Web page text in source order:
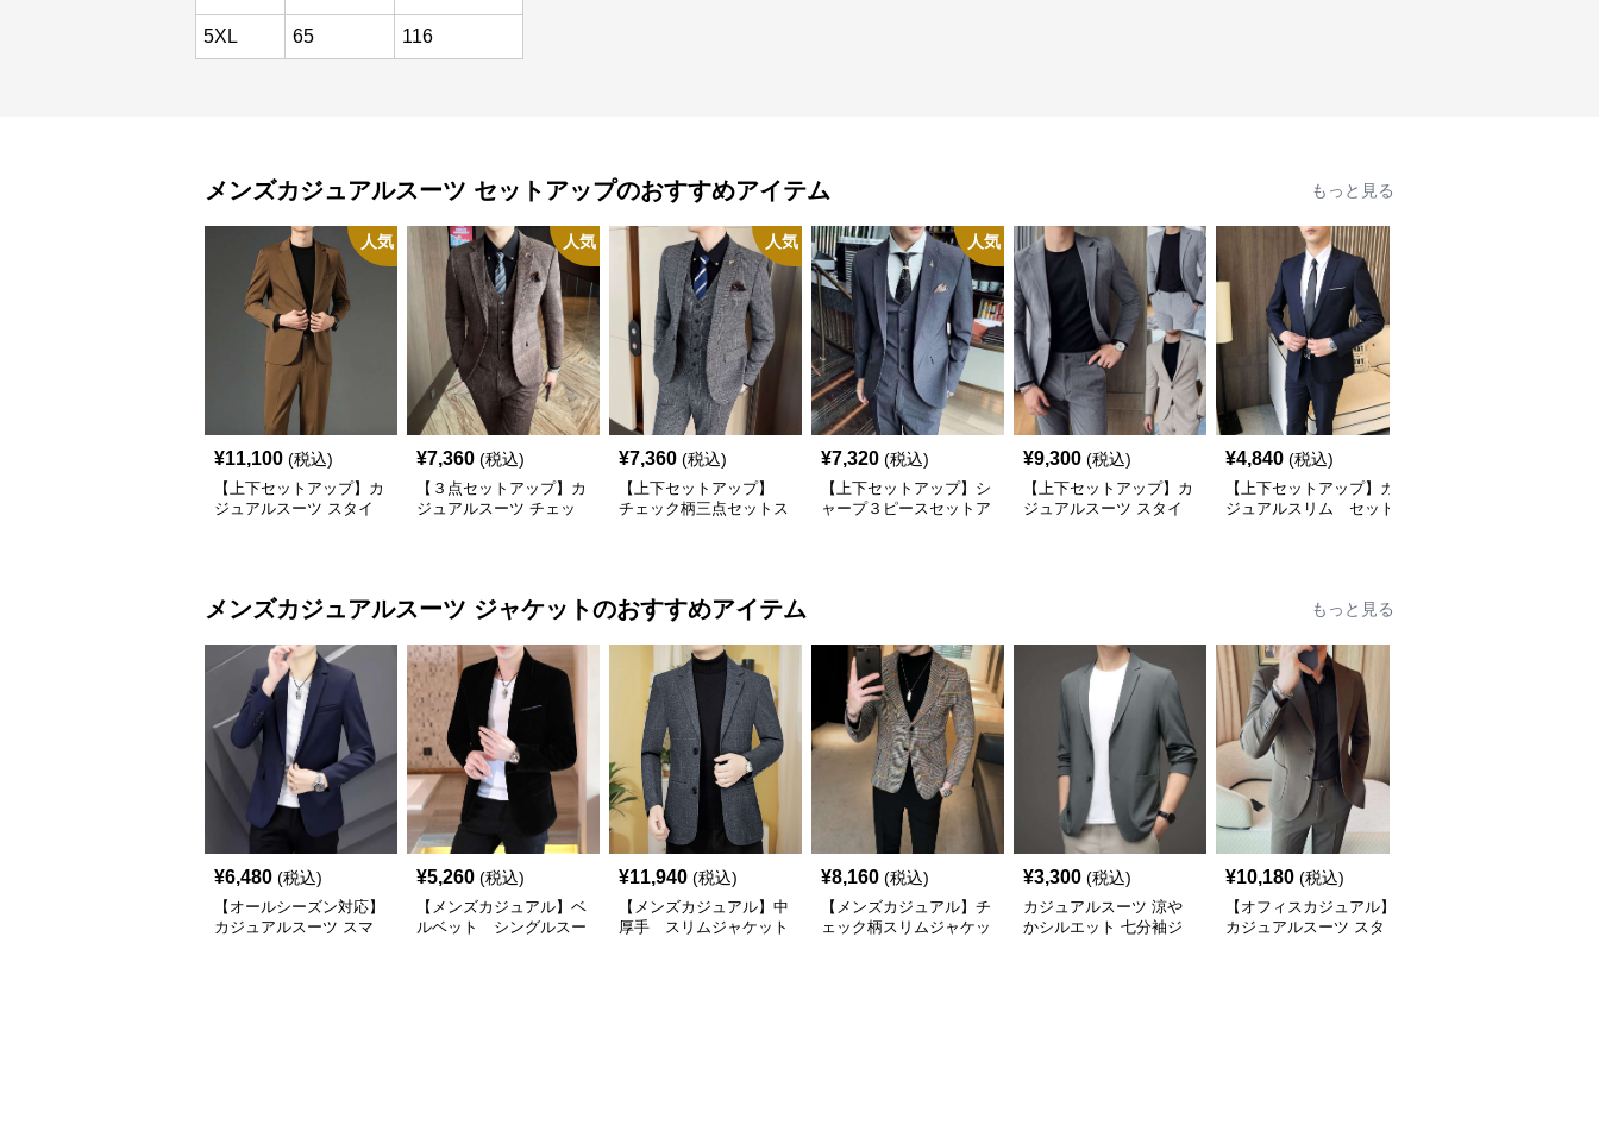
4XL 63 112
5XL 65 116
人気
¥11,100 (税込)
【上下セットアップ】カ
人気
¥7,360 (税込)
【３点セットアップ】カ
人気
¥7,360 (税込)
【上下セットアップ】
人気
¥7,320 (税込)
【上下セットアップ】シ
¥9,300 (税込)
【上下セットアップ】カ
¥4,840 (税込)
【上下セットアップ】カ
¥6,480 (税込)
【オールシーズン対応】
¥5,260 (税込)
【メンズカジュアル】ベ
¥11,940 (税込)
【メンズカジュアル】中
¥8,160 (税込)
【メンズカジュアル】チ
¥3,300 (税込)
カジュアルスーツ 涼や
¥10,180 (税込)
【オフィスカジュアル】